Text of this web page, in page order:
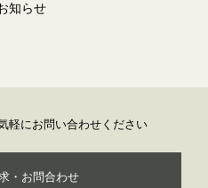
知らせ
軽にお問い合わせください
・お問合わせ